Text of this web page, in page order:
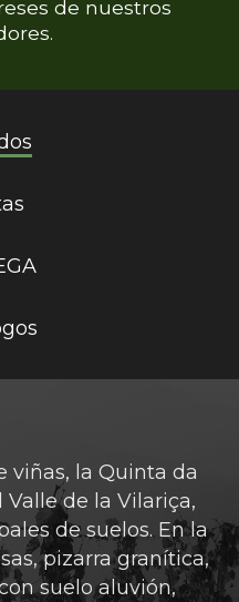
de nuestros
viñas, la Quinta da
de la Vilariça,
de suelos. En la
pizarra granítica,
suelo aluvión,